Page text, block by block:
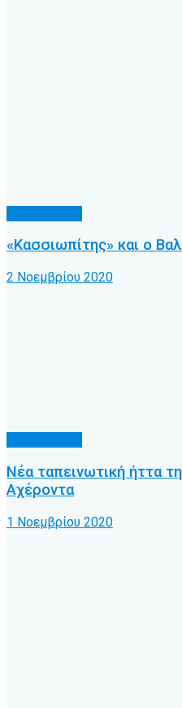
«Κασσιωπίτης» και ο
2 Νοεμβρίου 2020
Νέα ταπεινωτική ήττα
Αχέροντα
1 Νοεμβρίου 2020